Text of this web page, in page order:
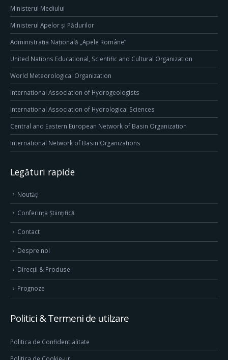
Ministerul Mediului
Ministerul Apelor și Pădurilor
Administrația Națională „Apele Române”
United Nations Educational, Scientific and Cultural Organization
World Meteorological Organization
International Association of Hydrogeologists
International Association of Hydrological Sciences
Central and Eastern European Network of Basin Organization
International Network of Basin Organizations
Legături rapide
Noutăți
Conferința Științifică
Contact
Despre noi
Direcţii & Produse
Prognoze
Politici & Termeni de utilzare
Politica de Confidentialitate